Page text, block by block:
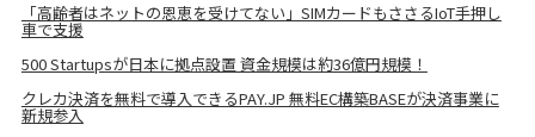
「高齢者はネットの恩恵を受けてない」SIMカードもささるIoT手押し
車で支援
500 Startupsが日本に拠点設置 資金規模は約36億円規模！
クレカ決済を無料で導入できるPAY.JP 無料EC構築BASEが決済事業に
新規参入